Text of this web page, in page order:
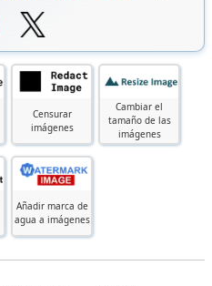
Censurar
imágenes
Cambiar el
tamaño de las
imágenes
Añadir marca de
agua a imágenes